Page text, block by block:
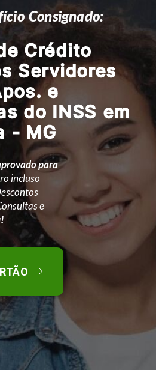
Consignado:
Crédito
Servidores
e
do INSS em
- MG
para
incluso
e